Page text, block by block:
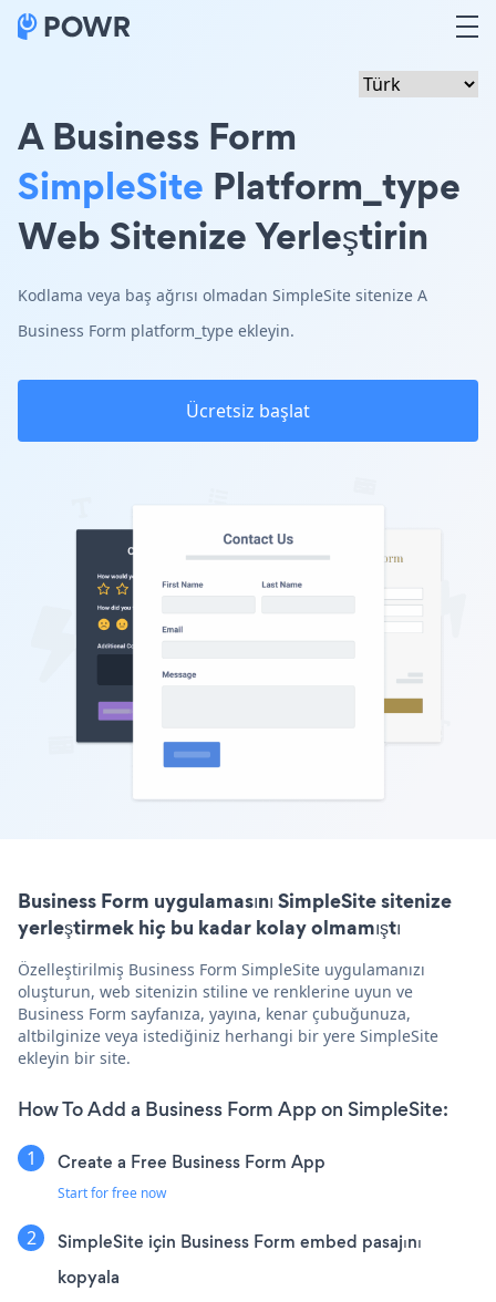
A Business Form
SimpleSite Platform_type
Web Sitenize Yerleştirin
Kodlama veya baş ağrısı olmadan SimpleSite sitenize A
Business Form platform_type ekleyin.
Ücretsiz başlat
Business Form uygulamasını SimpleSite sitenize
yerleştirmek hiç bu kadar kolay olmamıştı
Özelleştirilmiş Business Form SimpleSite uygulamanızı
oluşturun, web sitenizin stiline ve renklerine uyun ve
Business Form sayfanıza, yayına, kenar çubuğunuza,
altbilginize veya istediğiniz herhangi bir yere SimpleSite
ekleyin bir site.
How To Add a Business Form App on SimpleSite:
Create a Free Business Form App
Start for free now
SimpleSite için Business Form embed pasajını
kopyala